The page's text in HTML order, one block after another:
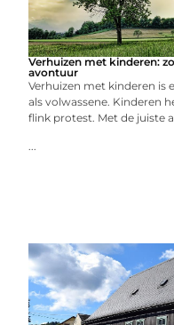
Verhuizen met kinderen:
avontuur
Verhuizen met kinderen is
als volwassene. Kinderen
flink protest. Met de juiste
...